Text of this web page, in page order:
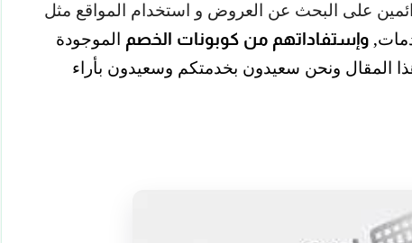
على البحث عن العروض و استخدام المواقع مثل
وإستفاداتهم من كوبونات الخصم الموجودة
المقال ونحن سعيدون بخدمتكم وسعيدون بأراء